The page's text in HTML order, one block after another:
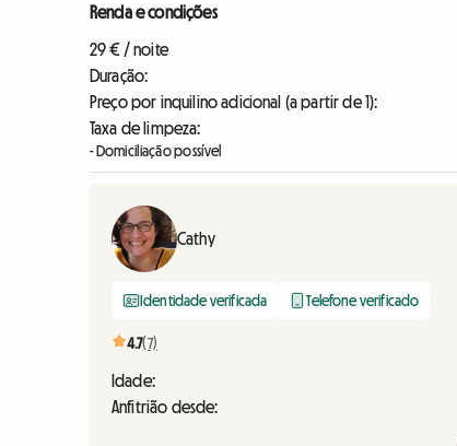
Renda e condições
29 € / noite
Duração:
Preço por inquilino adicional (a partir de 1):
Taxa de limpeza:
- Domiciliação possível
Cathy
Identidade verificada Telefone verificado
4.7(7)
Idade:
Anfitrião desde: